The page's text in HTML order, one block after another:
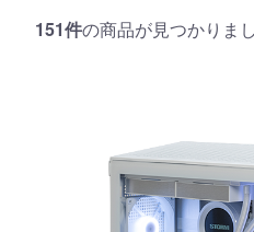
151件の商品が見つかりま